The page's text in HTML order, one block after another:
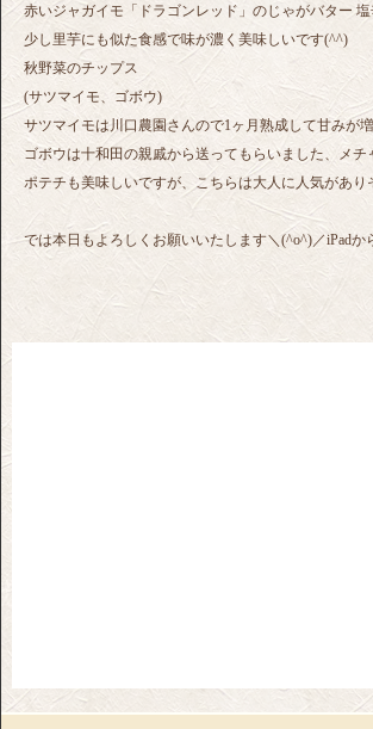
赤いジャガイモ「ドラゴンレッド」のじゃがバター 塩
少し里芋にも似た食感で味が濃く美味しいです(^^)
秋野菜のチップス
(サツマイモ、ゴボウ)
サツマイモは川口農園さんので1ヶ月熟成して甘みが
ゴボウは十和田の親戚から送ってもらいました、メチ
ポテチも美味しいですが、こちらは大人に人気があり
では本日もよろしくお願いいたします＼(^o^)／iPadか